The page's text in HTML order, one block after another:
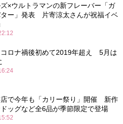
×ウルトラマンの新フレーバー「ガ
ター」発表 片寄涼太さんが祝福イベ
ロナ禍後初めて2019年超え 5月は
店で今年も「カリー祭り」開催 新作
ッグなど全6品が季節限定で登場